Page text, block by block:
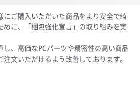
にご購入いただいた商品をより安全で綺
めに、「梱包強化宣言」の取り組みを実
し、高価なPCパーツや精密性の高い商品
文いただけるよう改善しております。